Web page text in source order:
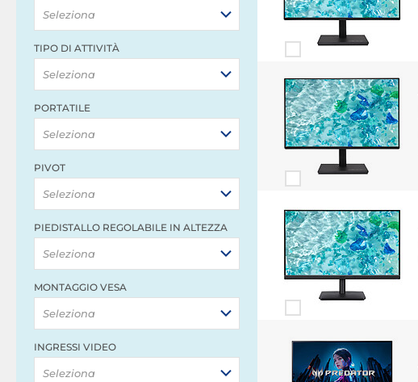
Seleziona
TIPO DI ATTIVITÀ
Seleziona
PORTATILE
Seleziona
PIVOT
Seleziona
PIEDISTALLO REGOLABILE IN ALTEZZA
Seleziona
MONTAGGIO VESA
Seleziona
INGRESSI VIDEO
Seleziona